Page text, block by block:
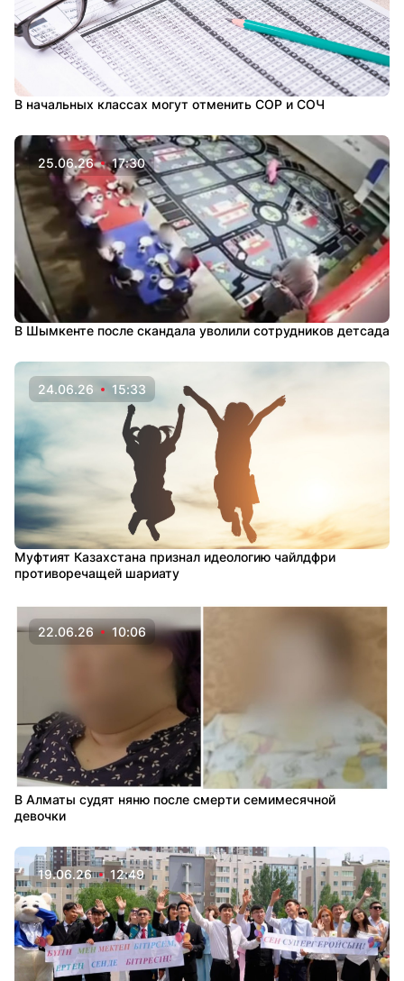
В начальных классах могут отменить СОР и СОЧ
25.06.26 17:30
В Шымкенте после скандала уволили сотрудников детсада
24.06.26 15:33
Муфтият Казахстана признал идеологию чайлдфри
противоречащей шариату
22.06.26 10:06
В Алматы судят няню после смерти семимесячной
девочки
19.06.26 12:49